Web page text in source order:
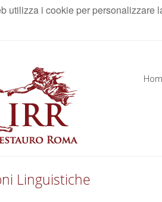
utilizza i cookie per
Linguistiche